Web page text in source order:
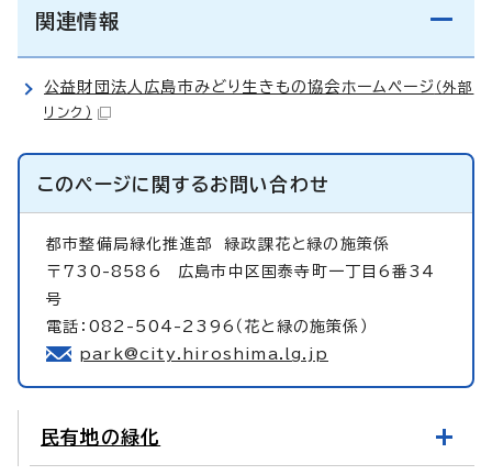
関連情報
公益財団法人広島市みどり生きもの協会ホームページ （外部
リンク）
このページに関するお問い合わせ
都市整備局緑化推進部緑政課花と緑の施策係
〒730-8586 広島市中区国泰寺町一丁目6番34
号
電話：082-504-2396（花と緑の施策係）
park@city.hiroshima.lg.jp
民有地の緑化